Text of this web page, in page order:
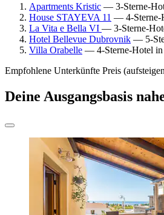
Apartments Kristic — 3-Sterne-
House STAYEVA 11 — 4-Sterne-
La Vita e Bella VI — 3-Sterne-
Hotel Bellevue Dubrovnik — 5-
Villa Orabelle — 4-Sterne-Hotel in
Empfohlene Unterkünfte Preis
Deine Ausgangsbasis